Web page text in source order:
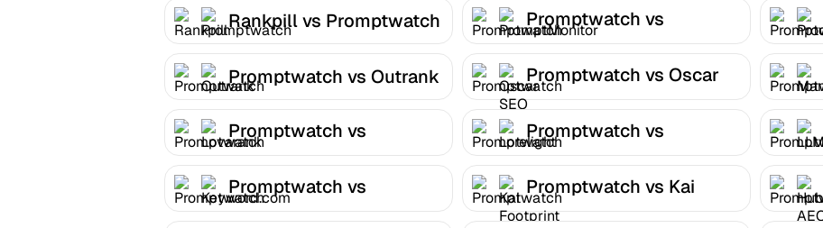
Rankpill vs Promptwatch
Promptwatch vs
PromptMonitor
Promptwatch vs Outrank
Promptwatch vs Oscar
SEO
Promptwatch vs
Lovarank
Promptwatch vs
Lorelight
Promptwatch vs
Keyword.com
Promptwatch vs Kai
Footprint